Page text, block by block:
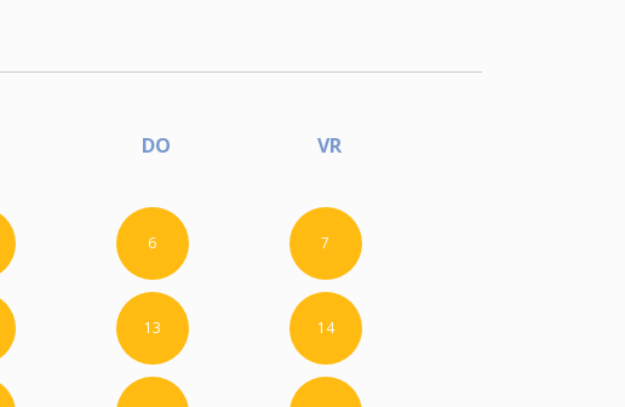
DO VR
6 7
13 14